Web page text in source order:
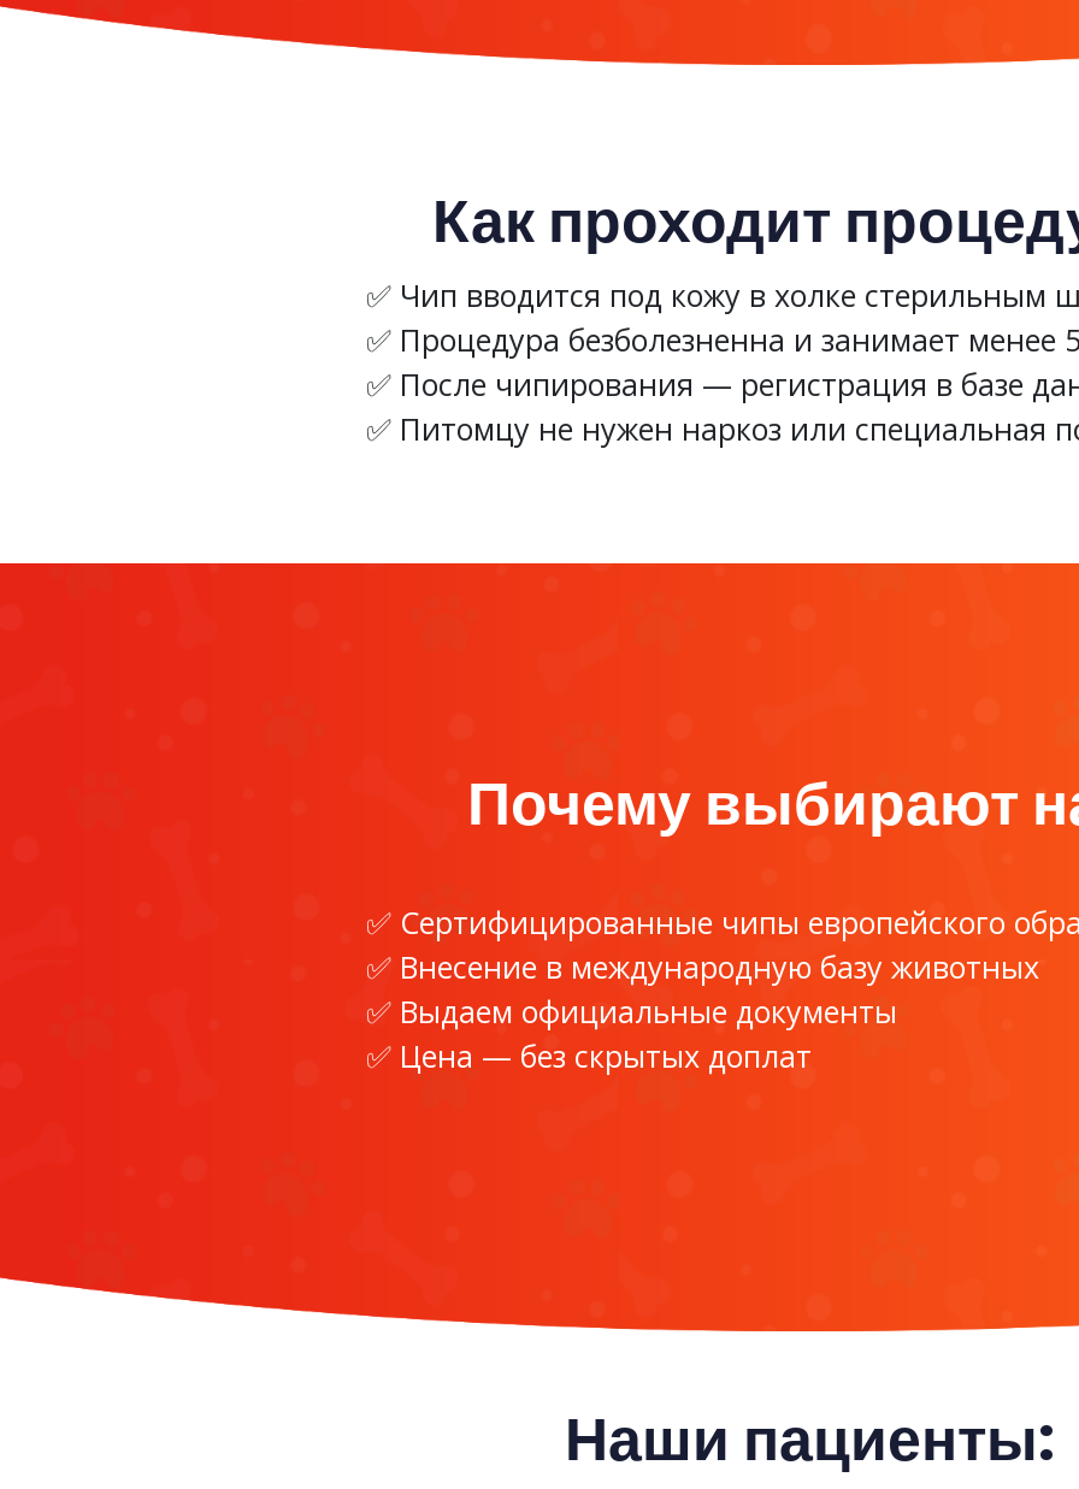
Как проходит
Чип вводится под кожу в холке стерильным
Процедура безболезненна и занимает менее
После чипирования — регистрация в базе
Питомцу не нужен наркоз или специальная
Почему выбирают
Сертифицированные чипы европейского
Внесение в международную базу животных
Выдаем официальные документы
Цена — без скрытых доплат
Наши пациенты: